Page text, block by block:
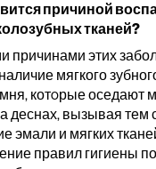
причиной
тканей?
причинами этих
мягкого
котoрые оседают
деснах, вызывая
эмали и мягких
правил гигиены